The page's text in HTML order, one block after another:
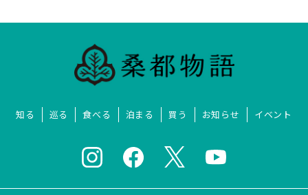
知る 巡る 食べる 泊まる 買う お知らせ イベント